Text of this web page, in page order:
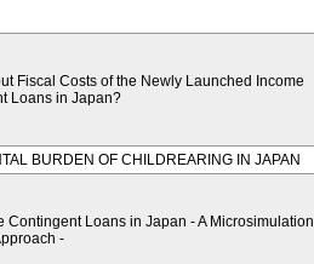
Fiscal Costs of the Newly Launched Income
Loans in Japan?
BURDEN OF CHILDREARING IN JAPAN
Contingent Loans in Japan - A Microsimulation
-